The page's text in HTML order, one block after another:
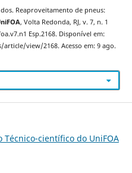
dos. Reaproveitamento de pneus:
, Volta Redonda, RJ, v. 7, n. 1
Esp.2168. Disponível em:
view/2168. Acesso em: 9 ago.
Técnico-científico do UniFOA